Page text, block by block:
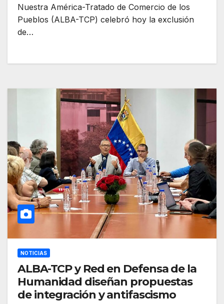
Nuestra América-Tratado de Comercio de los
Pueblos (ALBA-TCP) celebró hoy la exclusión
de…
NOTICIAS
ALBA-TCP y Red en Defensa de la
Humanidad diseñan propuestas
de integración y antifascismo